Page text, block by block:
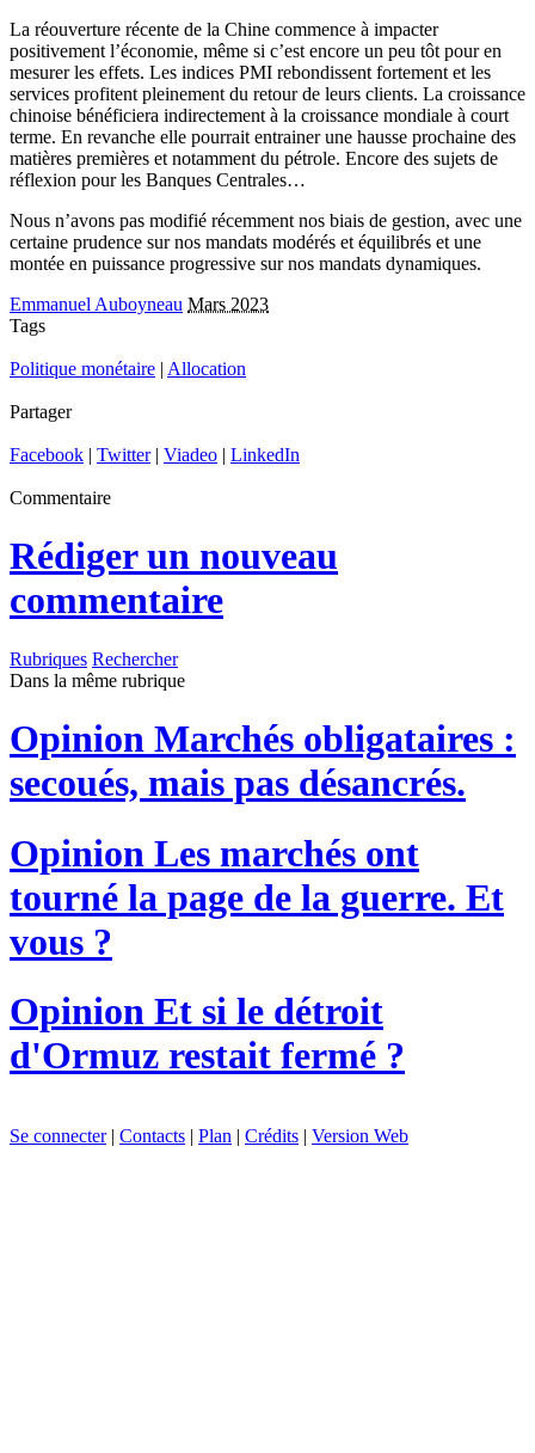
La réouverture récente de la Chine commence à impacter
positivement l’économie, même si c’est encore un peu tôt pour en
mesurer les effets. Les indices PMI rebondissent fortement et les
services profitent pleinement du retour de leurs clients. La croissance
chinoise bénéficiera indirectement à la croissance mondiale à court
terme. En revanche elle pourrait entrainer une hausse prochaine des
matières premières et notamment du pétrole. Encore des sujets de
réflexion pour les Banques Centrales…
Nous n’avons pas modifié récemment nos biais de gestion, avec une
certaine prudence sur nos mandats modérés et équilibrés et une
montée en puissance progressive sur nos mandats dynamiques.
Emmanuel Auboyneau Mars 2023
Tags
Politique monétaire | Allocation
Partager
Facebook | Twitter| Viadeo | LinkedIn
Commentaire
Rédiger un nouveau
commentaire
Rubriques Rechercher
Dans la même rubrique
Opinion Marchés obligataires :
secoués, mais pas désancrés.
Opinion Les marchés ont
tourné la page de la guerre. Et
vous ?
Opinion Et si le détroit
d'Ormuz restait fermé ?
Se connecter| Contacts | Plan | Crédits | Version Web